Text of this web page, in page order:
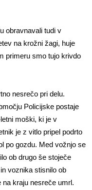
obravnavali tudi v
na krožni žagi, huje
primeru smo tujo krivdo
nesrečo pri delu.
Policijske postaje
moški, ki je v
je z vitlo pripel podrto
po gozdu. Med vožnjo se
ob drugo še stoječe
voznika stisnilo ob
na kraju nesreče umrl.